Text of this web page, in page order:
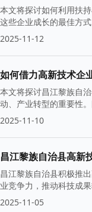
本文将探讨如何利用扶
这些企业成长的最佳方
2025-11-12
如何借力高新技术企
本文将探讨昌江黎族自
动、产业转型的重要性
2025-11-10
昌江黎族自治县高新
昌江黎族自治县积极推
业竞争力，推动科技成
技术企业落户。
2025-11-05